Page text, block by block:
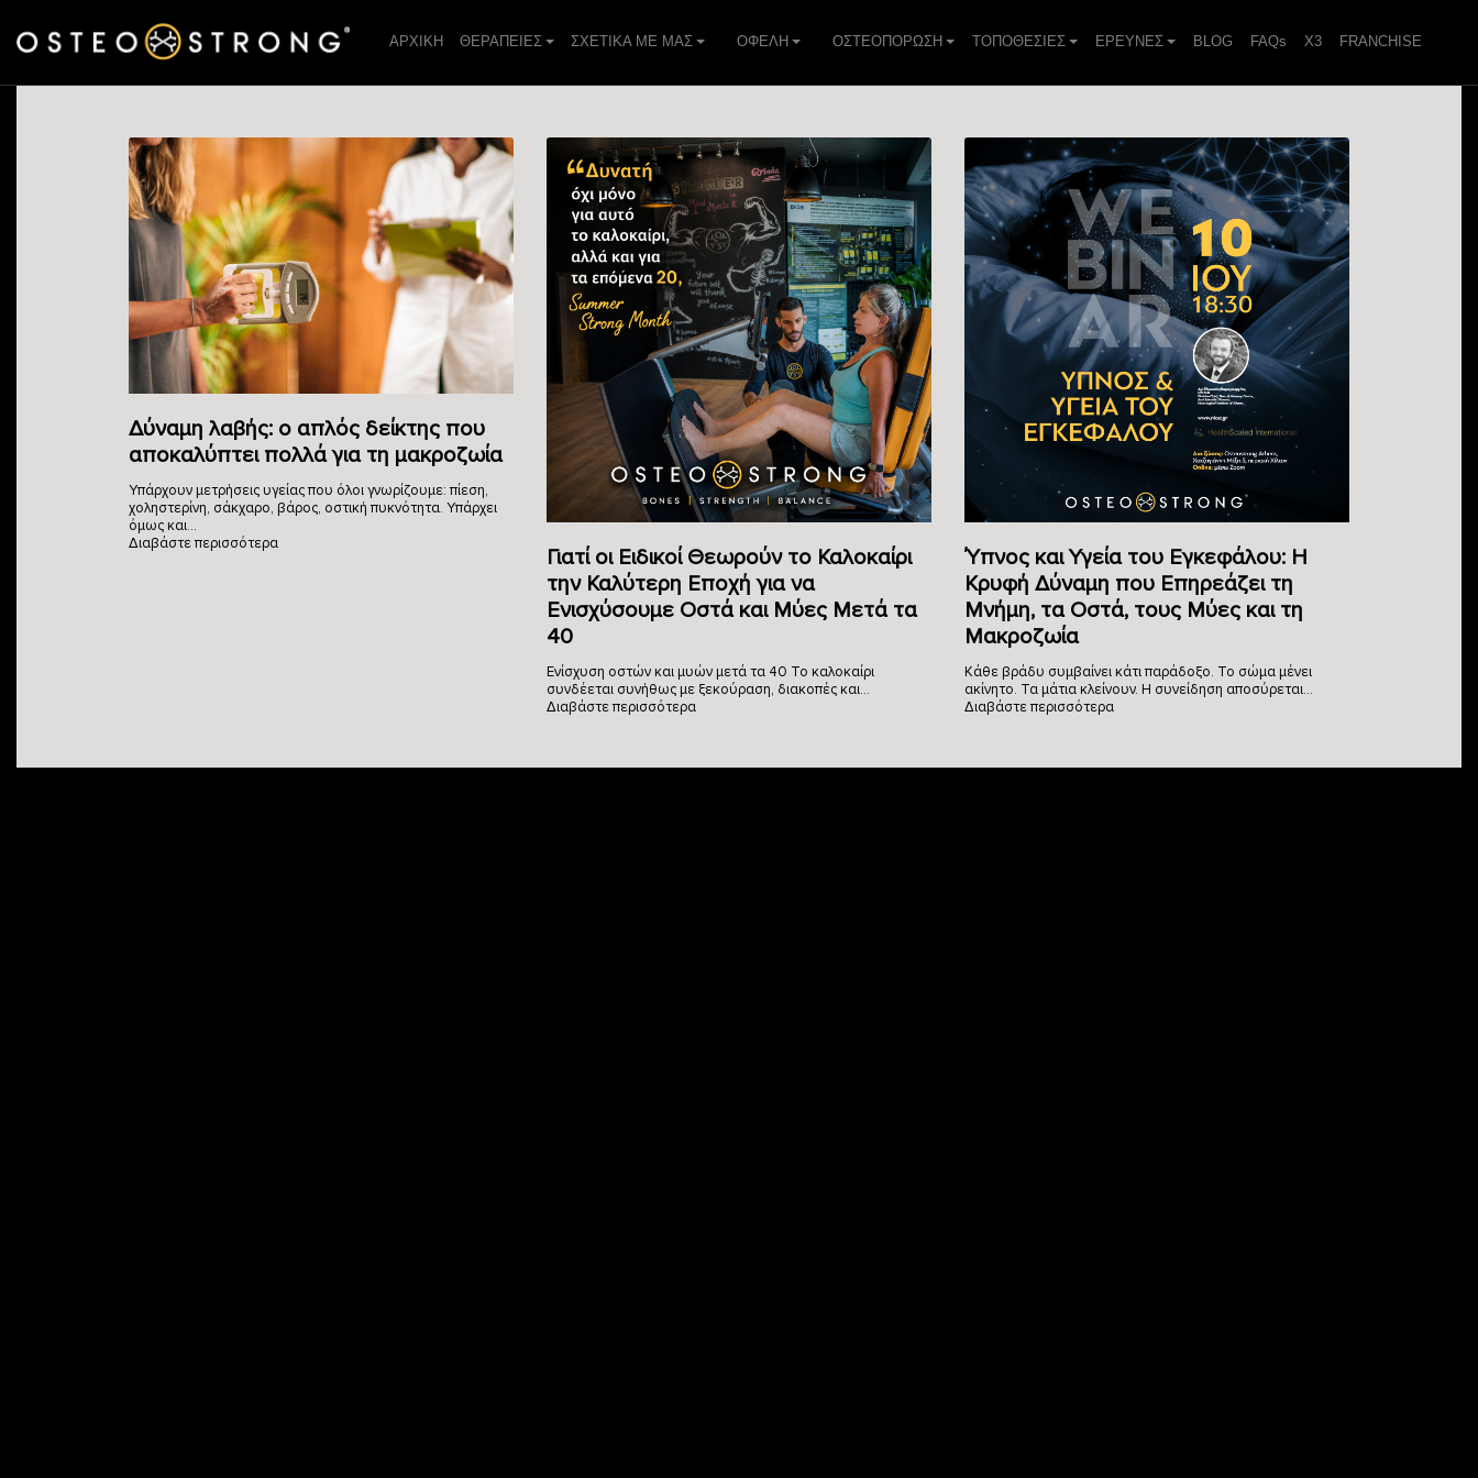
ΑΡΧΙΚΗ ΘΕΡΑΠΕIΕΣ ΣΧΕΤΙΚΑ ΜΕ ΜΑΣ ΟΦΕΛΗ ΟΣΤΕΟΠΟΡΩΣΗ ΤΟΠΟΘΕΣΙΕΣ ΕΡΕΥΝΕΣ BLOG FAQs X3 FRANCHISE
Δύναμη λαβής: ο απλός δείκτης που
αποκαλύπτει πολλά για τη μακροζωία
Υπάρχουν μετρήσεις υγείας που όλοι γνωρίζουμε: πίεση,
χοληστερίνη, σάκχαρο, βάρος, οστική πυκνότητα. Υπάρχει
όμως και…
Διαβάστε περισσότερα
Γιατί οι Ειδικοί Θεωρούν το Καλοκαίρι
την Καλύτερη Εποχή για να
Ενισχύσουμε Οστά και Μύες Μετά τα
40
Ενίσχυση οστών και μυών μετά τα 40 Το καλοκαίρι
συνδέεται συνήθως με ξεκούραση, διακοπές και…
Διαβάστε περισσότερα
Ύπνος και Υγεία του Εγκεφάλου: Η
Κρυφή Δύναμη που Επηρεάζει τη
Μνήμη, τα Οστά, τους Μύες και τη
Μακροζωία
Κάθε βράδυ συμβαίνει κάτι παράδοξο. Το σώμα μένει
ακίνητο. Τα μάτια κλείνουν. Η συνείδηση αποσύρεται…
Διαβάστε περισσότερα